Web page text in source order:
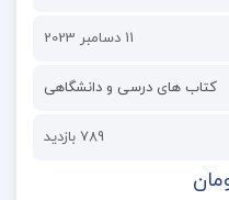
11 دسامبر 2023
کتاب های درسی و دانشگاهی
789 بازدید